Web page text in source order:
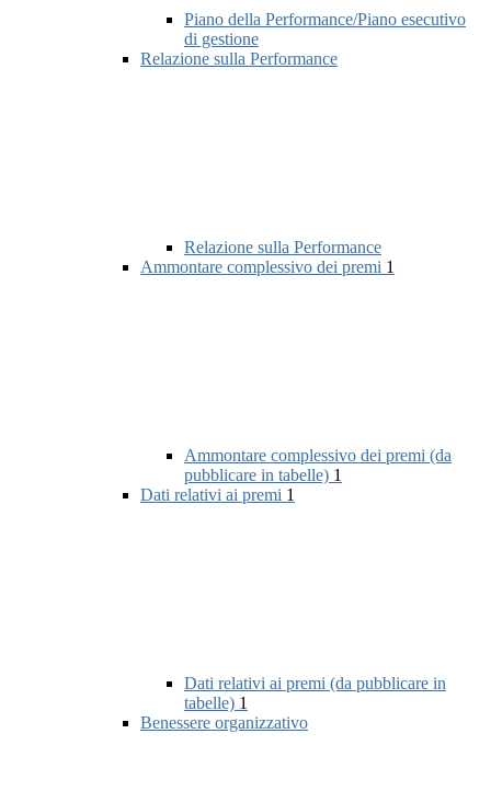
Piano della Performance/Piano esecutivo
di gestione
Relazione sulla Performance
Relazione sulla Performance
Ammontare complessivo dei premi 1
Ammontare complessivo dei premi (da
pubblicare in tabelle) 1
Dati relativi ai premi 1
Dati relativi ai premi (da pubblicare in
tabelle) 1
Benessere organizzativo